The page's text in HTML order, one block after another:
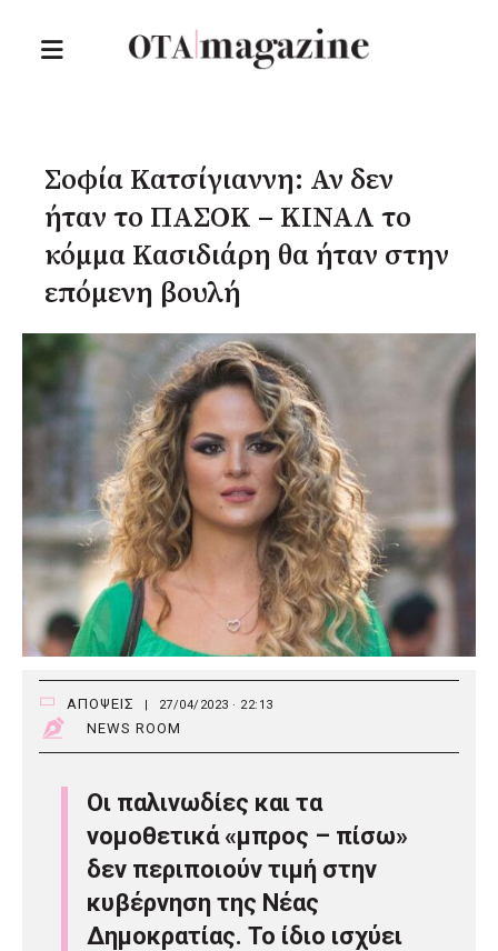
Σοφία Κατσίγιαννη: Αν δεν
ήταν το ΠΑΣΟΚ – ΚΙΝΑΛ το
κόμμα Κασιδιάρη θα ήταν στην
επόμενη βουλή
ΑΠΟΨΕΙΣ | 27/04/2023 · 22:13
NEWS ROOM
Οι παλινωδίες και τα
νομοθετικά «μπρος – πίσω»
δεν περιποιούν τιμή στην
κυβέρνηση της Νέας
Δημοκρατίας. Το ίδιο ισχύει